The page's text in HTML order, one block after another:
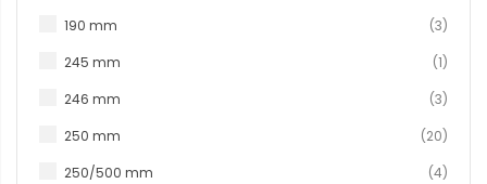
190 mm 3
245 mm 1
246 mm 3
250 mm 20
250/500 mm 4